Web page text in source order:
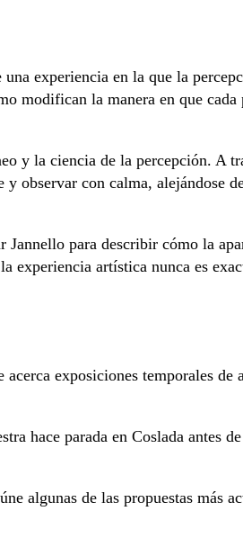
una experiencia en la que la
modifican la manera en que cada
y la ciencia de la percepción. A
observar con calma, alejándose
Jannello para describir cómo la
experiencia artística nunca es
exposiciones temporales de
hace parada en Coslada antes
algunas de las propuestas más